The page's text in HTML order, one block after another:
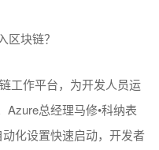
工作平台，为开发人员运
Azure总经理马修•科纳表
化设置快速启动，开发者